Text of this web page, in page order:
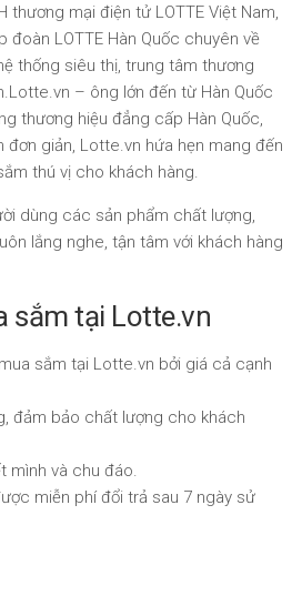
thương mại điện tử LOTTE Việt Nam,
đoàn LOTTE Hàn Quốc chuyên về
thống siêu thị, trung tâm thương
– ông lớn đến từ Hàn Quốc
thương hiệu đẳng cấp Hàn Quốc,
giản, Lotte.vn hứa hẹn mang đến
thú vị cho khách hàng.
dùng các sản phẩm chất lượng,
lắng nghe, tận tâm với khách hàng
sắm tại Lotte.vn
sắm tại Lotte.vn bởi giá cả cạnh
đảm bảo chất lượng cho khách
mình và chu đáo.
miễn phí đổi trả sau 7 ngày sử